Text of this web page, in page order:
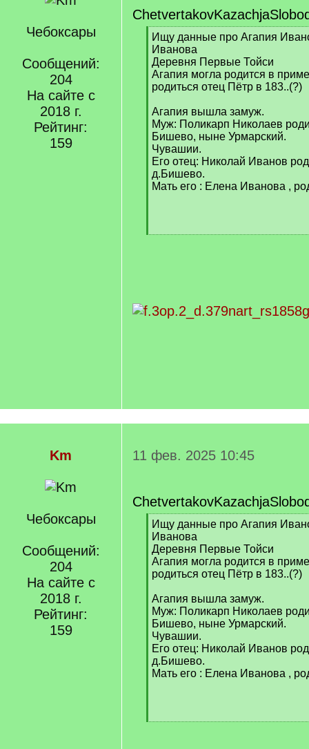
Чебоксары
Сообщений:
204
На сайте с
2018 г.
Рейтинг:
159
[
q
]
Ищу данные про Агапия
Иванова
Деревня Первые Тойси
Агапия могла родится в
родиться отец Пётр в 183..(?)
Агапия вышла замуж.
Муж: Поликарп Николаев
Бишево, ныне Урмарский.
Чувашии.
Его отец: Николай Иванов
д.Бишево.
Мать его : Елена Иванова ,
[
Km
Чебоксары
Сообщений:
204
На сайте с
2018 г.
Рейтинг:
159
11 фев. 2025 10:45
[
q
]
Ищу данные про Агапия
Иванова
Деревня Первые Тойси
Агапия могла родится в
родиться отец Пётр в 183..(?)
Агапия вышла замуж.
Муж: Поликарп Николаев
Бишево, ныне Урмарский.
Чувашии.
Его отец: Николай Иванов
д.Бишево.
Мать его : Елена Иванова ,
[